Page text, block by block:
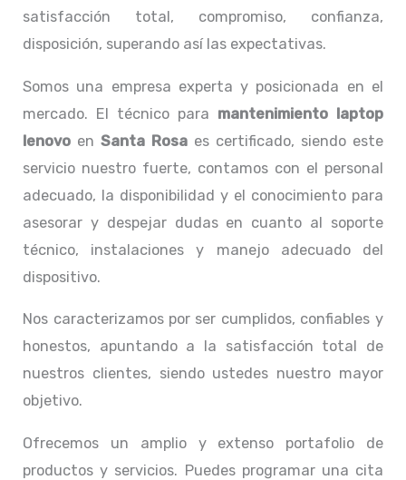
satisfacción total, compromiso, confianza,
disposición, superando así las expectativas.
Somos una empresa experta y posicionada en el
mercado. El técnico para mantenimiento laptop
lenovo enSanta Rosa es certificado, siendo este
servicio nuestro fuerte, contamos con el personal
adecuado, la disponibilidad y el conocimiento para
asesorar y despejar dudas en cuanto al soporte
técnico, instalaciones y manejo adecuado del
dispositivo.
Nos caracterizamos por ser cumplidos, confiables y
honestos, apuntando a la satisfacción total de
nuestros clientes, siendo ustedes nuestro mayor
objetivo.
Ofrecemos un amplio y extenso portafolio de
productos y servicios. Puedes programar una cita